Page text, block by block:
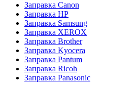
Заправка Canon
Заправка HP
Заправка Samsung
Заправка XEROX
Заправка Brother
Заправка Kyocera
Заправка Pantum
Заправка Ricoh
Заправка Panasonic